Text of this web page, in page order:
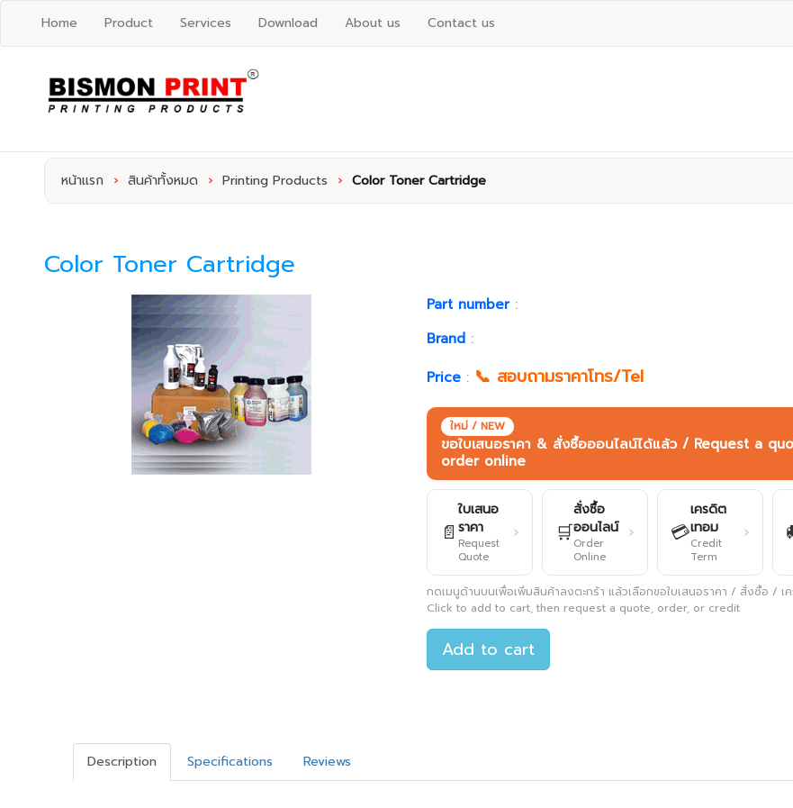
Home Product Services Download About us Contact us
หน้าแรก › สินค้าทั้งหมด › Printing Products › Color Toner Cartridge
Color Toner Cartridge
Part number:
Brand :
Price : 📞 สอบถามราคาโทร/Tel
ใหม่ / NEW
ขอใบเสนอราคา & สั่งซื้อออนไลน์ได้แล้ว / Request a
order online
📄
ใบเสนอ
ราคา
Request
Quote
› 🛒
สั่งซื้อ
ออนไลน์
Order
Online
› 💳
เครดิต
เทอม
Credit
Term
›
กดเมนูด้านบนเพื่อเพิ่มสินค้าลงตะกร้า แล้วเลือกขอใบเสนอราคา / สั่งซื้อ / เ
Click to add to cart, then request a quote, order, or credit
Add to cart
Description Specifications Reviews